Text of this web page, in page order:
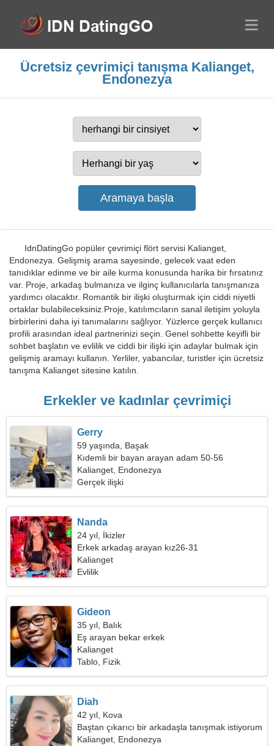
Ücretsiz çevrimiçi tanışma Kalianget,
Endonezya
IdnDatingGo popüler çevrimiçi flört servisi Kalianget,
Endonezya. Gelişmiş arama sayesinde, gelecek vaat eden
tanıdıklar edinme ve bir aile kurma konusunda harika bir fırsatınız
var. Proje, arkadaş bulmanıza ve ilginç kullanıcılarla tanışmanıza
yardımcı olacaktır. Romantik bir ilişki oluşturmak için ciddi niyetli
ortaklar bulabileceksiniz.Proje, katılımcıların sanal iletişim yoluyla
birbirlerini daha iyi tanımalarını sağlıyor. Yüzlerce gerçek kullanıcı
profili arasından ideal partnerinizi seçin. Genel sohbette keyifli bir
sohbet başlatın ve evlilik ve ciddi bir ilişki için adaylar bulmak için
gelişmiş aramayı kullanın. Yerliler, yabancılar, turistler için ücretsiz
tanışma Kalianget sitesine katılın.
Erkekler ve kadınlar çevrimiçi
Gerry
59 yaşında, Başak
Kıdemli bir bayan arayan adam 50-56
Kalianget, Endonezya
Gerçek ilişki
Nanda
24 yıl, İkizler
Erkek arkadaş arayan kız26-31
Kalianget
Evlilik
Gideon
35 yıl, Balık
Eş arayan bekar erkek
Kalianget
Tablo, Fizik
Diah
42 yıl, Kova
Baştan çıkarıcı bir arkadaşla tanışmak istiyorum
Kalianget, Endonezya